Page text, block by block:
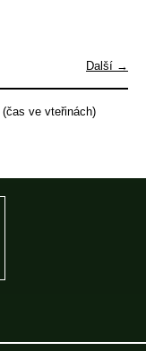
Další →
(čas ve vteřinách)